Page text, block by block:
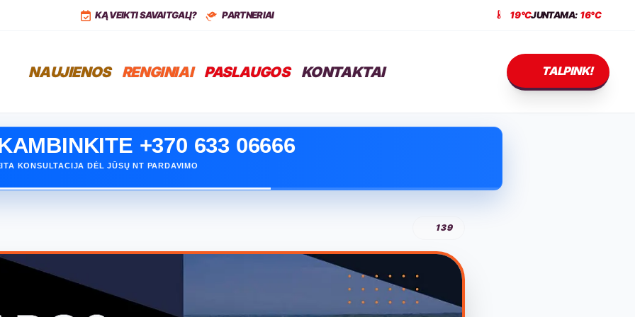
+37068399766KĄ VEIKTI SAVAITGALĮ? PARTNERIAI 19°CJUNTAMA: 16°C
NAUJIENOS RENGINIAI PASLAUGOS KONTAKTAI TALPINK!
+370 633 06666
KONSULTACIJA DĖL JŪSŲ NT PARDAVIMO
139